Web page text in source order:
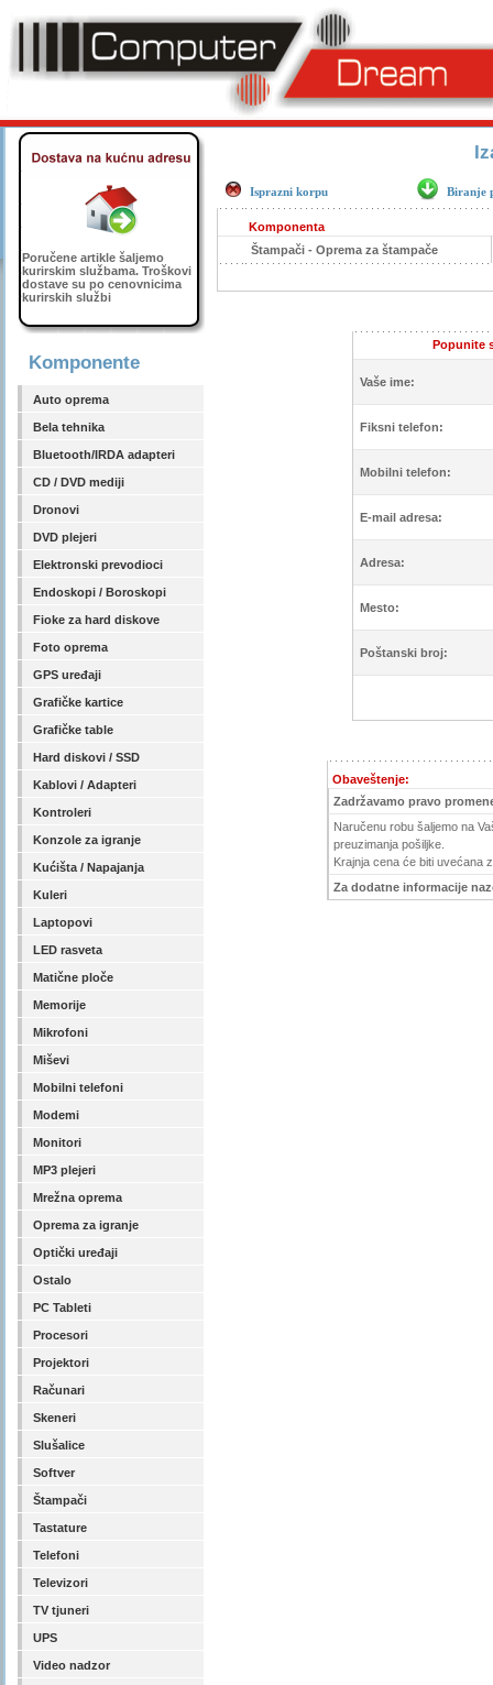
Poručene artikle šaljemo
kurirskim službama. Troškovi
dostave su po cenovnicima
kurirskih službi
Komponente
Auto oprema
Bela tehnika
Bluetooth/IRDA adapteri
CD / DVD mediji
Dronovi
DVD plejeri
Elektronski prevodioci
Endoskopi / Boroskopi
Fioke za hard diskove
Foto oprema
GPS uređaji
Grafičke kartice
Grafičke table
Hard diskovi / SSD
Kablovi / Adapteri
Kontroleri
Konzole za igranje
Kućišta / Napajanja
Kuleri
Laptopovi
LED rasveta
Matične ploče
Memorije
Mikrofoni
Miševi
Mobilni telefoni
Modemi
Monitori
MP3 plejeri
Mrežna oprema
Oprema za igranje
Optički uređaji
Ostalo
PC Tableti
Procesori
Projektori
Računari
Skeneri
Slušalice
Softver
Štampači
Tastature
Telefoni
Televizori
TV tjuneri
UPS
Video nadzor
Isprazni korpu Biranje
Komponenta
Štampači - Oprema za štampače
Popunite
Vaše ime:
Fiksni telefon:
Mobilni telefon:
E-mail adresa:
Adresa:
Mesto:
Poštanski broj:
Obaveštenje:
Zadržavamo pravo
Naručenu robu šaljemo na
preuzimanja pošiljke.
Krajnja cena će biti uvećana
Za dodatne informacije